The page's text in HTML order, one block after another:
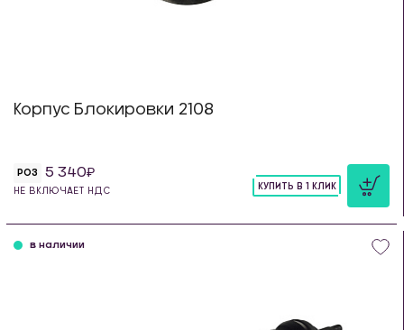
Корпус Блокировки 2108
РОЗ 5 340
НЕ ВКЛЮЧАЕТ НДС
КУПИТЬ В 1 КЛИК
в наличии